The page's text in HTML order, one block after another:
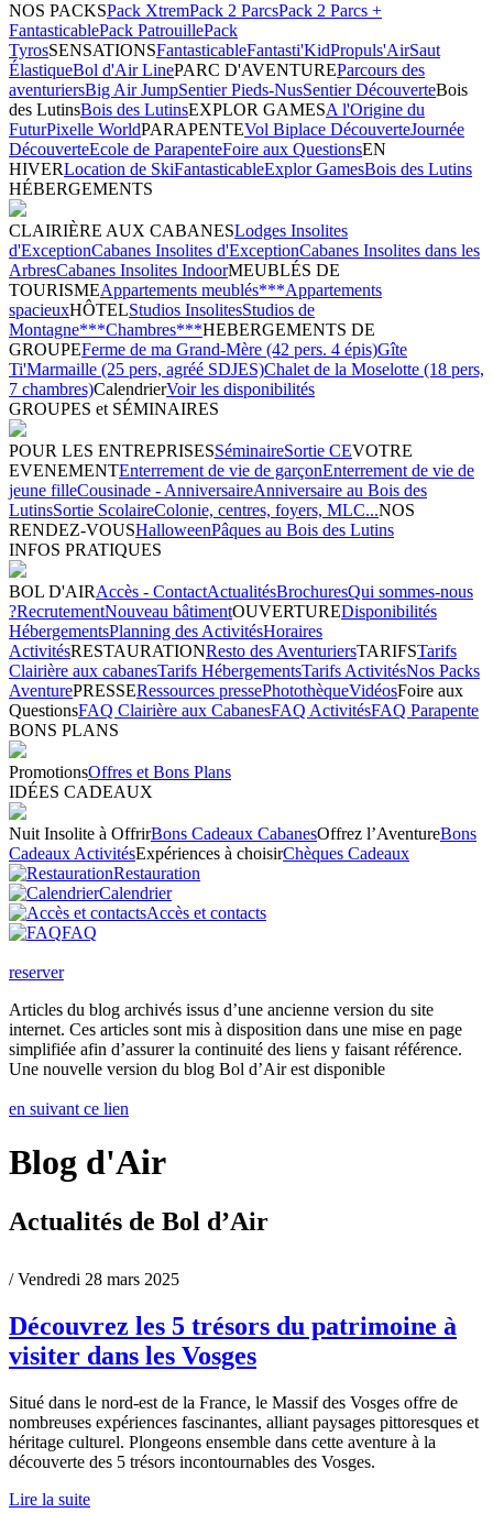
NOS PACKSPack XtremPack 2 ParcsPack 2 Parcs +
FantasticablePack PatrouillePack
TyrosSENSATIONSFantasticableFantasti'KidPropuls'AirSaut
ÉlastiqueBol d'Air LinePARC D'AVENTUREParcours des
aventuriersBig Air JumpSentier Pieds-NusSentier DécouverteBois
des LutinsBois des LutinsEXPLOR GAMESA l'Origine du
FuturPixelle WorldPARAPENTEVol Biplace DécouverteJournée
DécouverteEcole de ParapenteFoire aux QuestionsEN
HIVERLocation de SkiFantasticableExplor GamesBois des Lutins
HÉBERGEMENTS
CLAIRIÈRE AUX CABANESLodges Insolites
d'ExceptionCabanes Insolites d'ExceptionCabanes Insolites dans les
ArbresCabanes Insolites IndoorMEUBLÉS DE
TOURISMEAppartements meublés***Appartements
spacieuxHÔTELStudios InsolitesStudios de
Montagne***Chambres***HEBERGEMENTS DE
GROUPEFerme de ma Grand-Mère (42 pers. 4 épis)Gîte
Ti'Marmaille (25 pers, agréé SDJES)Chalet de la Moselotte (18 pers,
7 chambres)CalendrierVoir les disponibilités
GROUPES et SÉMINAIRES
POUR LES ENTREPRISESSéminaireSortie CEVOTRE
EVENEMENTEnterrement de vie de garçonEnterrement de vie de
jeune filleCousinade - AnniversaireAnniversaire au Bois des
LutinsSortie ScolaireColonie, centres, foyers, MLC...NOS
RENDEZ-VOUSHalloweenPâques au Bois des Lutins
INFOS PRATIQUES
BOL D'AIRAccès - ContactActualitésBrochuresQui sommes-nous
?RecrutementNouveau bâtimentOUVERTUREDisponibilités
HébergementsPlanning des ActivitésHoraires
ActivitésRESTAURATIONResto des AventuriersTARIFSTarifs
Clairière aux cabanesTarifs HébergementsTarifs ActivitésNos Packs
AventurePRESSERessources pressePhotothèqueVidéosFoire aux
QuestionsFAQ Clairière aux CabanesFAQ ActivitésFAQ Parapente
BONS PLANS
PromotionsOffres et Bons Plans
IDÉES CADEAUX
Nuit Insolite à OffrirBons Cadeaux CabanesOffrez l’AventureBons
Cadeaux ActivitésExpériences à choisirChèques Cadeaux
Restauration
Calendrier
Accès et contacts
FAQ
reserver
Articles du blog archivés issus d’une ancienne version du site
internet. Ces articles sont mis à disposition dans une mise en page
simplifiée afin d’assurer la continuité des liens y faisant référence.
Une nouvelle version du blog Bol d’Air est disponible
en suivant ce lien
Blog d'Air
Actualités de Bol d’Air
/ Vendredi 28 mars 2025
Découvrez les 5 trésors du patrimoine à
visiter dans les Vosges
Situé dans le nord-est de la France, le Massif des Vosges offre de
nombreuses expériences fascinantes, alliant paysages pittoresques et
héritage culturel. Plongeons ensemble dans cette aventure à la
découverte des 5 trésors incontournables des Vosges.
Lire la suite